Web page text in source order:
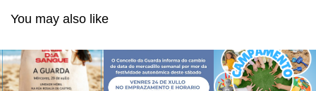
You may also like